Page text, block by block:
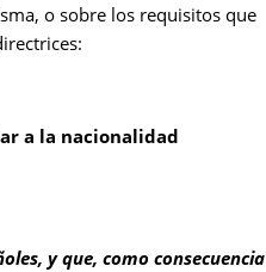
o sobre los requisitos que
a la nacionalidad
y que, como consecuencia